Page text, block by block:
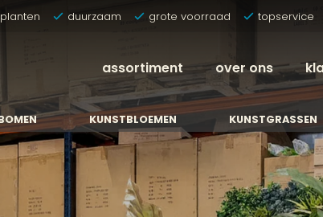
duurzaam grote voorraad topservice
assortiment over ons
KUNSTBLOEMEN KUNSTGRASSEN